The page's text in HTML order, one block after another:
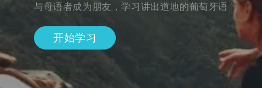
与母语者成为朋友，学习讲出道地的葡萄牙语
开始学习